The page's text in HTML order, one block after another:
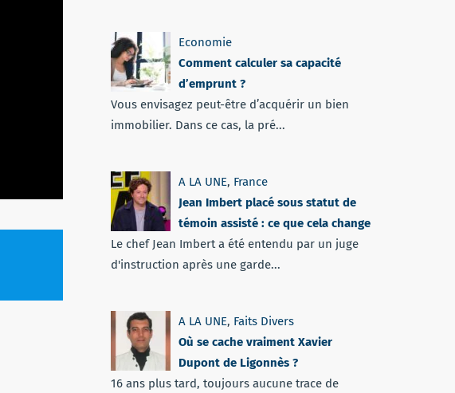
Economie
Comment calculer sa capacité
d’emprunt ?
Vous envisagez peut-être d’acquérir un bien
immobilier. Dans ce cas, la pré...
A LA UNE, France
Jean Imbert placé sous statut de
témoin assisté : ce que cela change
Le chef Jean Imbert a été entendu par un juge
d'instruction après une garde...
A LA UNE, Faits Divers
Où se cache vraiment Xavier
Dupont de Ligonnès ?
16 ans plus tard, toujours aucune trace de